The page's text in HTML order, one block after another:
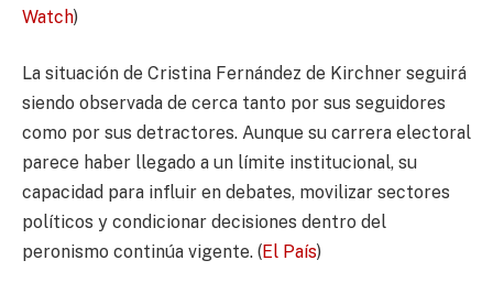
Watch)
La situación de Cristina Fernández de Kirchner seguirá
siendo observada de cerca tanto por sus seguidores
como por sus detractores. Aunque su carrera electoral
parece haber llegado a un límite institucional, su
capacidad para influir en debates, movilizar sectores
políticos y condicionar decisiones dentro del
peronismo continúa vigente. (El País)